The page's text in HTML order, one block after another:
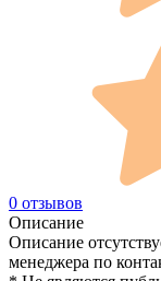
0 отзывов
Описание
Описание
менеджера по